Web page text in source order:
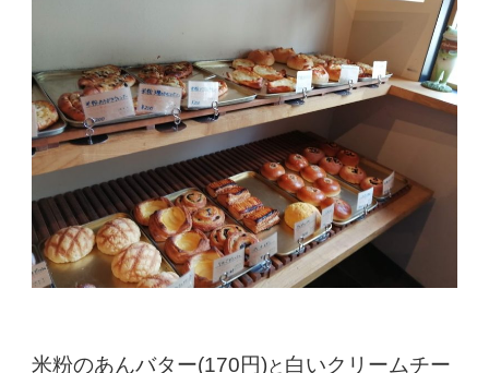
米粉のあんバター(170円)と 白いクリームチー